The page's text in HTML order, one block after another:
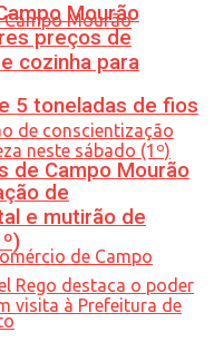
5 toneladas de fios
de Campo Mourão
Mourão
preços de
cozinha para
de
e mutirão de